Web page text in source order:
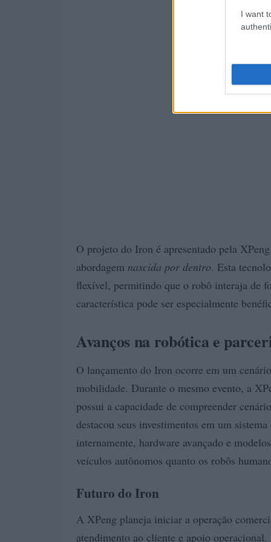
I want
O projeto do Iron é apresentado pela
abordagem nascida por dentro. Esta
flexível, permitindo que o robô interaja de
característica pode ser especialmente
Avanços na robótica e
O lançamento do Iron ocorre em um
mobilidade. Durante o mesmo evento, a
possui a capacidade de compreender
destacou seus investimentos em um
internamente, hardware avançado e
veículos autônomos quanto os robôs
Futuro do Iron
A XPeng planeja iniciar a operação
atendimento ao cliente e apoio